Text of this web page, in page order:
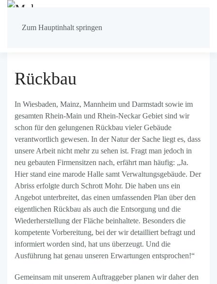
Zum Hauptinhalt springen
Rückbau
In Wiesbaden, Mainz, Mannheim und Darmstadt sowie im
gesamten Rhein-Main und Rhein-Neckar Gebiet sind wir
schon für den gelungenen Rückbau vieler Gebäude
verantwortlich gewesen. In der Natur der Sache liegt es, dass
unsere Arbeit nicht mehr zu sehen ist. Fragt man jedoch in
neu gebauten Firmensitzen nach, erfährt man häufig: „Ja.
Hier stand eine marode Halle samt Verwaltungsgebäude. Der
Abriss erfolgte durch Schrott Mohr. Die haben uns ein
Angebot unterbreitet, das einen umfassenden Plan über den
eigentlichen Rückbau als auch die Entsorgung und die
Wiederherstellung der Fläche beinhaltete. Besonders die
kompetente Vorbereitung, bei der wir detailliert befragt und
informiert worden sind, hat uns überzeugt. Und die
Ausführung hat genau unseren Erwartungen entsprochen!“
Gemeinsam mit unserem Auftraggeber planen wir daher den